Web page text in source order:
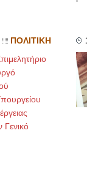
ΠΟΛΙΤΙΚΗ
Γενικό